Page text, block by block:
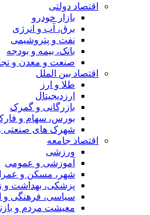
اقتصاد دولتی
بازار خودرو
برق، آب و انرژی
نفت و پتروشیمی
بانک، بیمه و بودجه
صنعت و معدن و
اقتصاد بین الملل
طلا و ارز
ارزدیجیتال
بازرگانی و گمرک
بورس، سهام و
شهرک های صنعتی
اقتصاد جامعه
ورزشی
آموزشی و عمومی
شهر، مسکن و
پزشکی، بهداشت و
سیاسی، فرهنگی و
معیشت مردم و